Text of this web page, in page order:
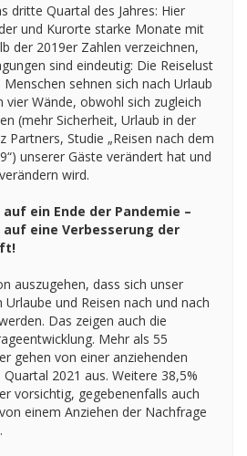
dritte Quartal des Jahres: Hier
und Kurorte starke Monate mit
der 2019er Zahlen verzeichnen,
sind eindeutig: Die Reiselust
sehnen sich nach Urlaub
vier Wände, obwohl sich zugleich
(mehr Sicherheit, Urlaub in der
Partners, Studie „Reisen nach dem
unserer Gäste verändert hat und
wird.
ein Ende der Pandemie –
auf eine Verbesserung der
auszugehen, dass sich unser
und Reisen nach und nach
Das zeigen auch die
Mehr als 55
gehen von einer anziehenden
2021 aus. Weitere 38,5%
vorsichtig, gegebenenfalls auch
einem Anziehen der Nachfrage